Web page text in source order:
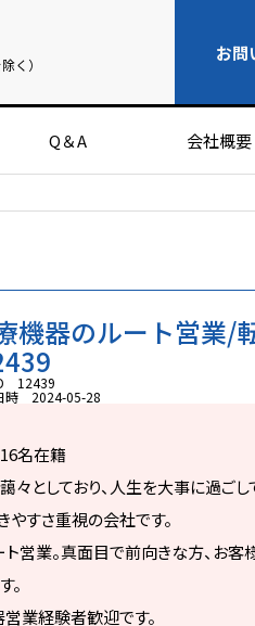
く）
お問
Q＆A 会社概要
機器のルート営業/
12439
時 2024-05-28
名在籍
々としており、人生を大事に過ご
やすさ重視の会社です。
ト営業。真面目で前向きな方、お客
。
営業経験者歓迎です。